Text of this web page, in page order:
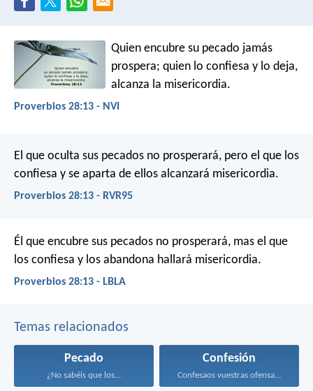
Quien encubre su pecado jamás
prospera; quien lo confiesa y lo deja,
alcanza la misericordia.
Proverbios 28:13 - NVI
El que oculta sus pecados no prosperará, pero el que los
confiesa y se aparta de ellos alcanzará misericordia.
Proverbios 28:13 - RVR95
Él que encubre sus pecados no prosperará, mas el que
los confiesa y los abandona hallará misericordia.
Proverbios 28:13 - LBLA
Temas relacionados
Pecado
¿No sabéis que los...
Confesión
Confesaos vuestras ofensas unos...